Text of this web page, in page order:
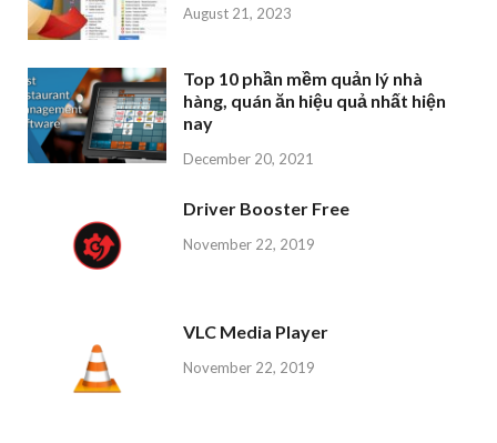
August 21, 2023
Top 10 phần mềm quản lý nhà
hàng, quán ăn hiệu quả nhất hiện
nay
December 20, 2021
Driver Booster Free
November 22, 2019
VLC Media Player
November 22, 2019